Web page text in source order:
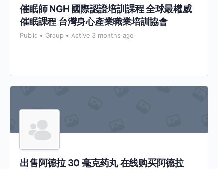
催眠師 NGH 國際認證培訓課程 全球最權威
催眠課程 台灣身心產業職業培訓協會
Public Group Active 3 months ago
出售阿德拉 30 毫克药丸 在线购买阿德拉